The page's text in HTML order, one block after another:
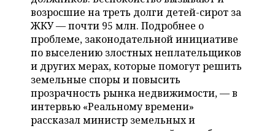
ХОККЕЙ С МЯЧОМ
ПРОИСШЕСТВИЯ
возросшие на треть долги детей-сирот за
ЖКУ — почти 95 млн. Подробнее о
проблеме, законодательной инициативе
по выселению злостных неплательщиков
и других мерах, которые помогут решить
земельные споры и повысить
прозрачность рынка недвижимости, — в
интервью «Реальному времени»
рассказал министр земельных и